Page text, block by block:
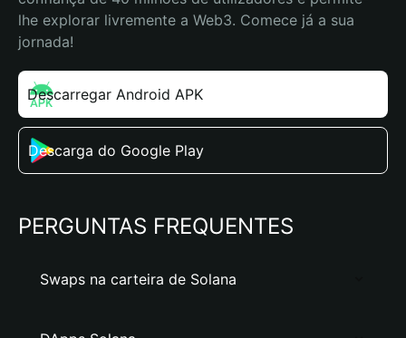
lhe explorar livremente a Web3. Comece já a sua
jornada!
Descarregar Android APK
Descarga do Google Play
PERGUNTAS FREQUENTES
Swaps na carteira de Solana